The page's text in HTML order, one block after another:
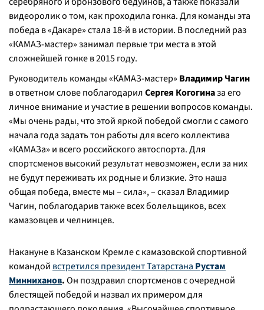
видеоролик о том, как проходила гонка. Для команды эта
победа в «Дакаре» стала 18-й в истории. В последний раз
«КАМАЗ-мастер» занимал первые три места в этой
сложнейшей гонке в 2015 году.
Руководитель команды «КАМАЗ-мастер» Владимир Чагин
в ответном слове поблагодарилСергея Когогиназа его
личное внимание и участие в решении вопросов команды.
«Мы очень рады, что этой яркой победой смогли с самого
начала года задать тон работы для всего коллектива
«КАМАЗа» и всего российского автоспорта. Для
спортсменов высокий результат невозможен, если за них
не будут переживать их родные и близкие. Это наша
общая победа, вместе мы – сила», – сказал Владимир
Чагин, поблагодарив также всех болельщиков, всех
камазовцев и челнинцев.
Накануне в Казанском Кремле с камазовской спортивной
командой встретился президент Татарстана Рустам
Минниханов.Он поздравил спортсменов с очередной
блестящей победой и назвал их примером для